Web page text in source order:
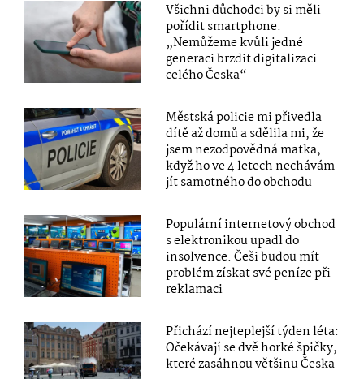
Všichni důchodci by si měli
pořídit smartphone.
„Nemůžeme kvůli jedné
generaci brzdit digitalizaci
celého Česka“
Městská policie mi přivedla
dítě až domů a sdělila mi, že
jsem nezodpovědná matka,
když ho ve 4 letech nechávám
jít samotného do obchodu
Populární internetový obchod
s elektronikou upadl do
insolvence. Češi budou mít
problém získat své peníze při
reklamaci
Přichází nejteplejší týden léta:
Očekávají se dvě horké špičky,
které zasáhnou většinu Česka